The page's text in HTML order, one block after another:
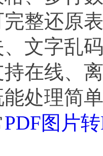
整还原
文字乱
在线、
处理简
PDF图片